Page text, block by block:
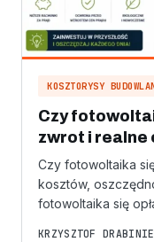
KOSZTORYSY
Czy
zwrot i realne
Czy fotowoltaika
kosztów,
fotowoltaika się
KRZYSZTOF